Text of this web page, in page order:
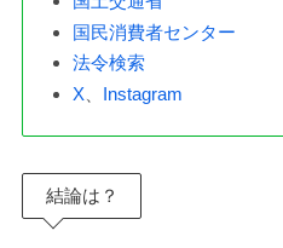
国民消費者センター
法令検索
X
Instagram
結論は？